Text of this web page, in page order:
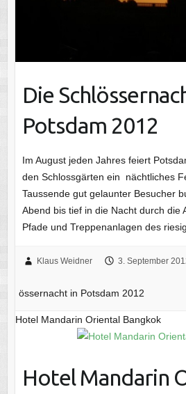
Die
Potsdam 2012
Im August jeden Jahres feiert
den Schlossgärten ein nächtliches
Taussende gut gelaunter Besucher
Abend bis tief in die Nacht durch die
Pfade und Treppenanlagen des
Klaus Weidner 3. September
össern​acht in Potsdam 2012
Hotel Mandarin Oriental Bangkok
Hotel Mandarin